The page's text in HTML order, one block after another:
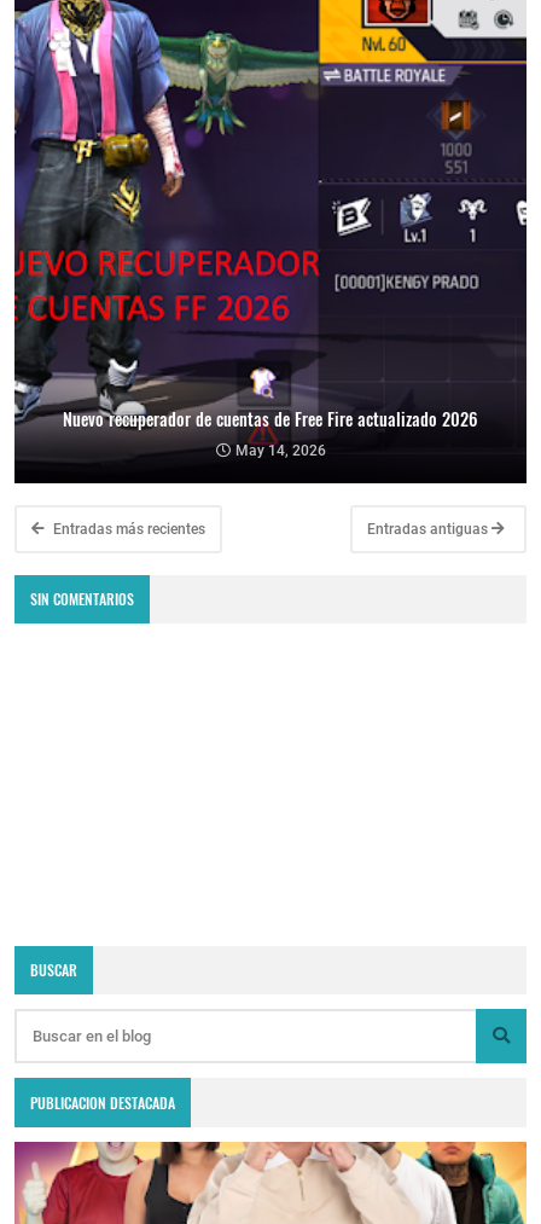
Nuevo recuperador de cuentas de Free Fire actualizado 2026
May 14, 2026
Entradas más recientes Entradas antiguas
SIN COMENTARIOS
BUSCAR
PUBLICACION DESTACADA